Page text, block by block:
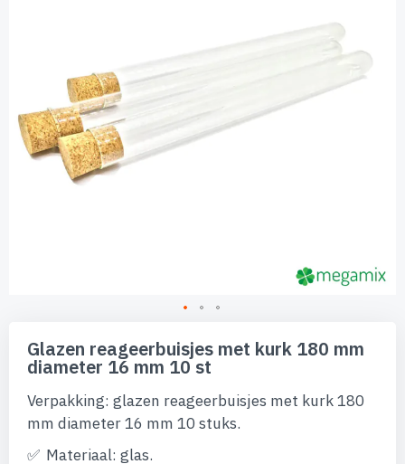
naar
begin
afbeeldingen-
Glazen reageerbuisjes met kurk 180 mm
diameter 16 mm 10 st
Verpakking: glazen reageerbuisjes met kurk 180
mm diameter 16 mm 10 stuks.
Materiaal: glas.